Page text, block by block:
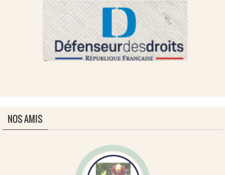
NOS AMIS